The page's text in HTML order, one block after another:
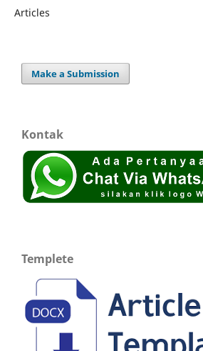
Articles
Make a Submission
Kontak
Templete